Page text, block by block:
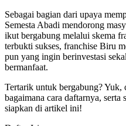
Sebagai bagian dari upaya
Semesta Abadi mendorong
ikut bergabung melalui skema
terbukti sukses, franchise Biru
pun yang ingin berinvestasi
bermanfaat.
Tertarik untuk bergabung? Yuk,
bagaimana cara daftarnya,
siapkan di artikel ini!